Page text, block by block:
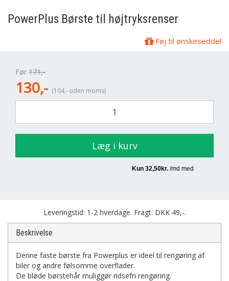
PowerPlus Børste til højtryksrenser
Føj til ønskeseddel
Før 171,-
130,- (104,- uden moms)
Læg i kurv
Leveringstid: 1-2 hverdage. Fragt: DKK 49,-.
Beskrivelse
Denne faste børste fra Powerplus er ideel til rengøring af
biler og andre følsomme overflader.
De bløde børstehår muliggør ridsefri rengøring.